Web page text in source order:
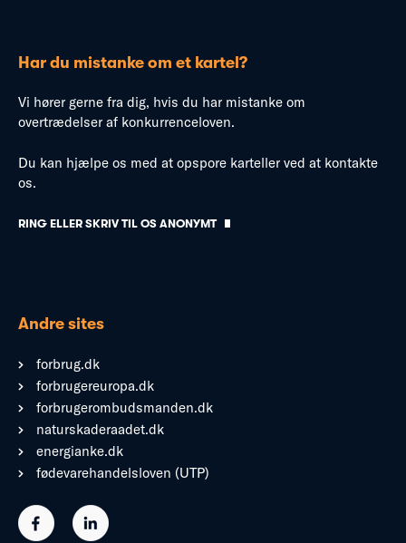
Har du mistanke om et kartel?
Vi hører gerne fra dig, hvis du har mistanke om
overtrædelser af konkurrenceloven.
Du kan hjælpe os med at opspore karteller ved at kontakte
os.
RING ELLER SKRIV TIL OS ANONYMT
Andre sites
forbrug.dk
forbrugereuropa.dk
forbrugerombudsmanden.dk
naturskaderaadet.dk
energianke.dk
fødevarehandelsloven (UTP)